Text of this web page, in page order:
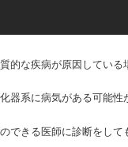
的な疾病が原因してい
器系に病気がある可能性
できる医師に診断をし